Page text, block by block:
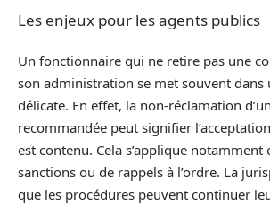
Les enjeux pour les agents publics
Un fonctionnaire qui ne retire pas une
son administration se met souvent dans
délicate. En effet, la non-réclamation
recommandée peut signifier
est contenu. Cela s’applique notamment
sanctions ou de rappels à l’ordre. La
que les procédures peuvent continuer